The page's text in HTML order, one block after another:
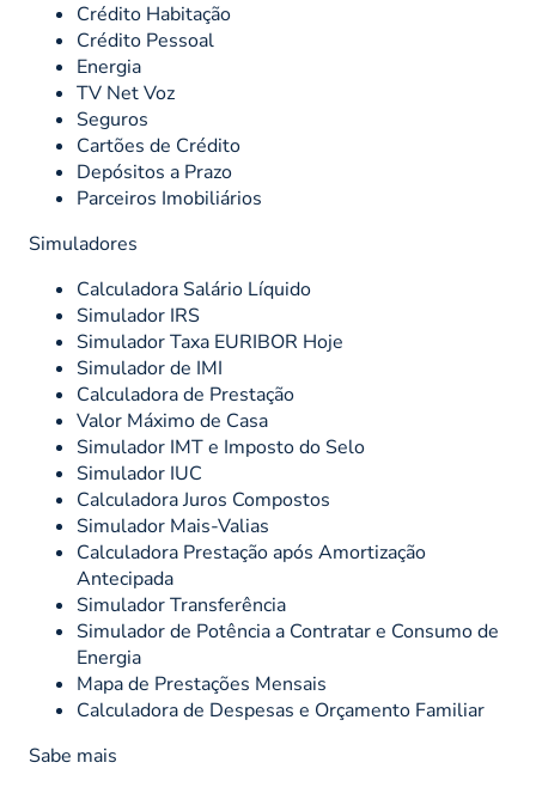
Crédito Habitação
Crédito Pessoal
Energia
TV Net Voz
Seguros
Cartões de Crédito
Depósitos a Prazo
Parceiros Imobiliários
Simuladores
Calculadora Salário Líquido
Simulador IRS
Simulador Taxa EURIBOR Hoje
Simulador de IMI
Calculadora de Prestação
Valor Máximo de Casa
Simulador IMT e Imposto do Selo
Simulador IUC
Calculadora Juros Compostos
Simulador Mais-Valias
Calculadora Prestação após Amortização
Antecipada
Simulador Transferência
Simulador de Potência a Contratar e Consumo de
Energia
Mapa de Prestações Mensais
Calculadora de Despesas e Orçamento Familiar
Sabe mais